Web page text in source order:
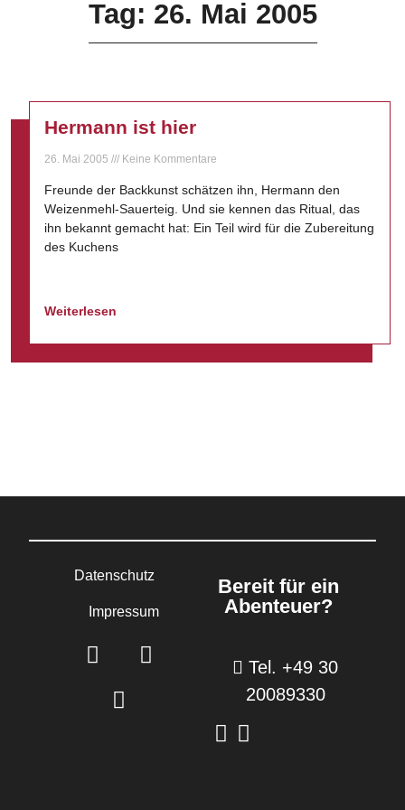
Tag: 26. Mai 2005
Hermann ist hier
26. Mai 2005 Keine Kommentare
Freunde der Backkunst schätzen ihn, Hermann den
Weizenmehl-Sauerteig. Und sie kennen das Ritual, das
ihn bekannt gemacht hat: Ein Teil wird für die Zubereitung
des Kuchens
Weiterlesen
Datenschutz
Impressum
Bereit für ein
Abenteuer?
Tel. +49 30
20089330